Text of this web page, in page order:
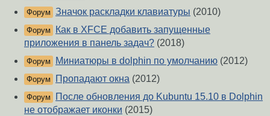
Форум Значок раскладки клавиатуры (2010)
Форум
Как в XFCE добавить запущенные
приложения в панель задач? (2018)
Форум Миниатюры в dolphin по умолчанию (2012)
Форум Пропадают окна (2012)
Форум
После обновления до Kubuntu 15.10 в Dolphin
не отображает иконки (2015)